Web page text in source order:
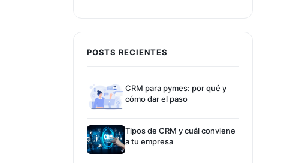
POSTS RECIENTES
CRM para pymes: por qué y
cómo dar el paso
Tipos de CRM y cuál conviene
a tu empresa